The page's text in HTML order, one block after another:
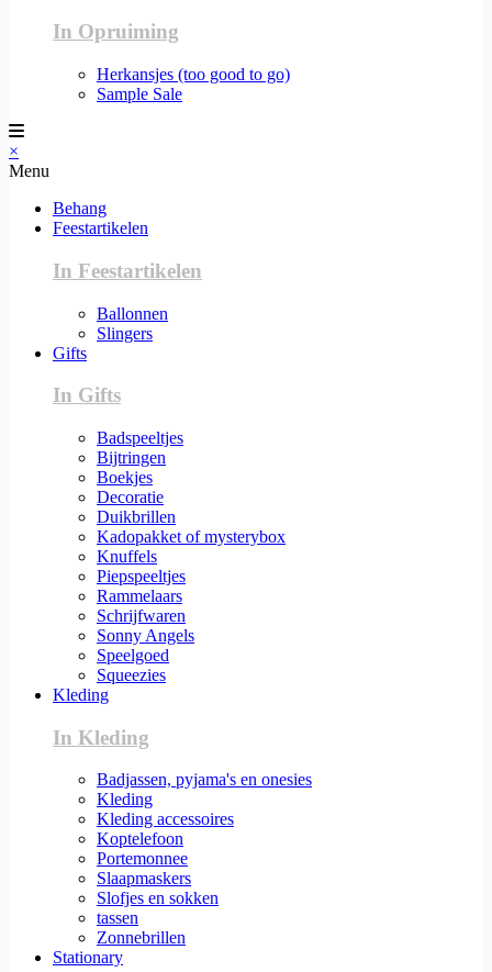
In Opruiming
Herkansjes (too good to go)
Sample Sale
×
Menu
Behang
Feestartikelen
In Feestartikelen
Ballonnen
Slingers
Gifts
In Gifts
Badspeeltjes
Bijtringen
Boekjes
Decoratie
Duikbrillen
Kadopakket of mysterybox
Knuffels
Piepspeeltjes
Rammelaars
Schrijfwaren
Sonny Angels
Speelgoed
Squeezies
Kleding
In Kleding
Badjassen, pyjama's en onesies
Kleding
Kleding accessoires
Koptelefoon
Portemonnee
Slaapmaskers
Slofjes en sokken
tassen
Zonnebrillen
Stationary